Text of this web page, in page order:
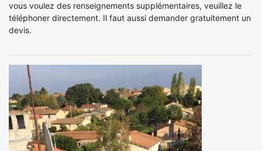
vous voulez des renseignements supplémentaires, veuillez le
téléphoner directement. Il faut aussi demander gratuitement un
devis.